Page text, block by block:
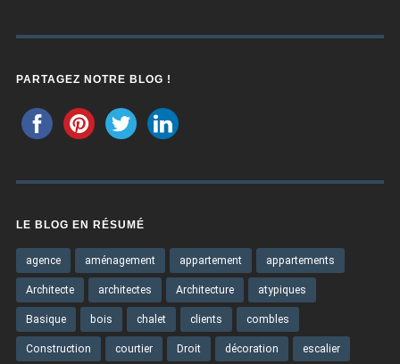
PARTAGEZ NOTRE BLOG !
LE BLOG EN RÉSUMÉ
agence aménagement appartement appartements
Architecte architectes Architecture atypiques
Basique bois chalet clients combles
Construction courtier Droit décoration escalier